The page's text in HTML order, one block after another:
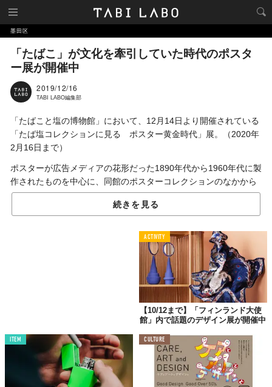
墨田区
「たばこ」が文化を牽引していた時代のポスタ
ー展が開催中
2019/12/16
TABI LABO編集部
「たばこと塩の博物館」において、12月14日より開催されている
「たば塩コレクションに見る ポスター黄金時代」展。（2020年
2月16日まで）
ポスターが広告メディアの花形だった1890年代から1960年代に製
作されたものを中心に、同館のポスターコレクションのなかから
約100点を展示している。
当時の世相を反映したデザインは歴史的価値も高く、日本のグラ
い。なかには、モダンデザインの先駆者として昭和初期に活躍し
た杉浦非水をはじめ、レイモン・サヴィニャックほか、国内外の
社会状況に配慮し、広告に自主規制をかけた、たばこ産業。ポス
ターを利用した宣伝を目にする機会もめっきり減っている。往年
のポスターを通じて、かつての日本の文化や姿に浸ってみてはい
続きを見る
ACTIVITY
【10/12まで】「フィンランド大使
館」内で話題のデザイン展が開催中
ITEM CULTURE